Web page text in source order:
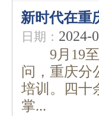
新时代在重
日期： 2024-
9月19至
问，重庆分
培训。四十
掌...